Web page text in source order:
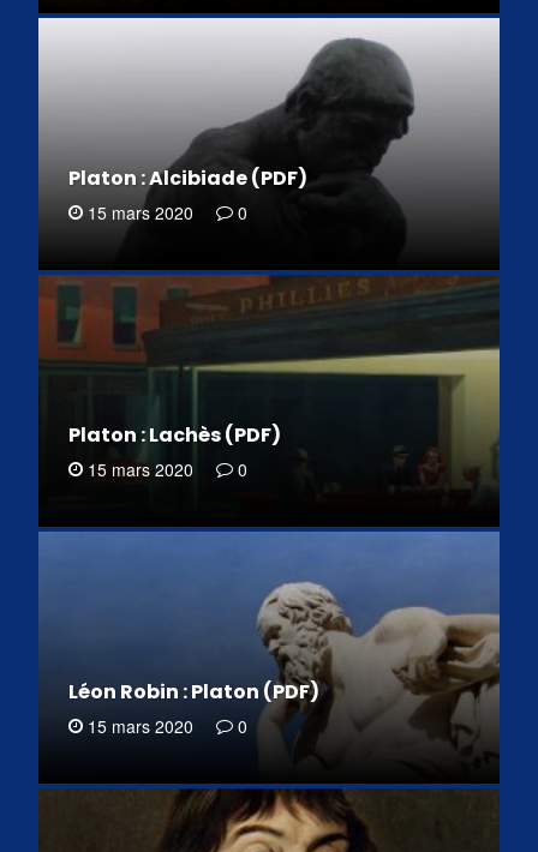
Platon : Alcibiade (PDF)
15 mars 2020 0
Platon : Lachès (PDF)
15 mars 2020 0
Léon Robin : Platon (PDF)
15 mars 2020 0